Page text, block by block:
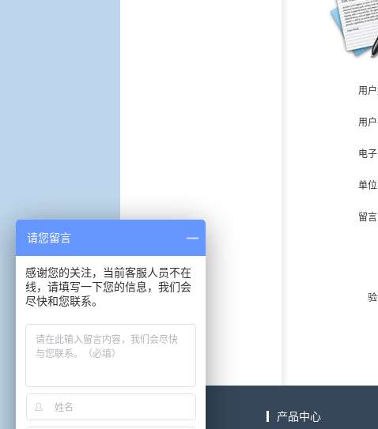
用户
用户
电子
单位
留言
验
产品中心
请您留言
感谢您的关注，当前客服人员不在
线，请填写一下您的信息，我们会
尽快和您联系。